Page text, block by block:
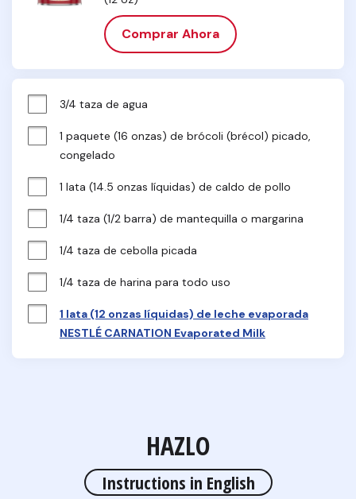
Comprar Ahora
3/4 taza de agua
1 paquete (16 onzas) de brócoli (brécol) picado,
congelado
1 lata (14.5 onzas líquidas) de caldo de pollo
1/4 taza (1/2 barra) de mantequilla o margarina
1/4 taza de cebolla picada
1/4 taza de harina para todo uso
1 lata (12 onzas líquidas) de leche evaporada
NESTLÉ CARNATION Evaporated Milk
HAZLO
Instructions in English